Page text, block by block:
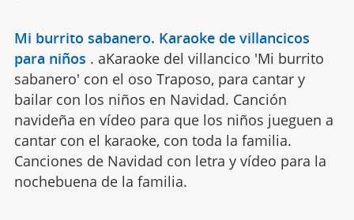
Mi burrito sabanero. Karaoke de villancicos
para niños . aKaraoke del villancico 'Mi burrito
sabanero' con el oso Traposo, para cantar y
bailar con los niños en Navidad. Canción
navideña en vídeo para que los niños jueguen a
cantar con el karaoke, con toda la familia.
Canciones de Navidad con letra y vídeo para la
nochebuena de la familia.